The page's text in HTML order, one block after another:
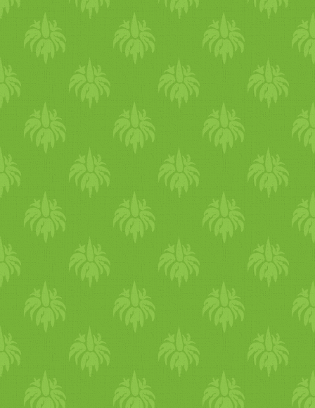
hogy ne kelljen kétfélét
először! Illetve forognak a
neten különféle receptek,
hogyan készítsük el otthon,
nekem még nem sikerült, ált.
összeállt a darálóban-
mixerben egy gombóccá, és
nem nagyon lehetett
használni utána... Teljes
kiőrlésű tészták Biobolt,
pl. Sparban, hiperekben a
átállt, azóta csak tengeri
herkentyűket eszik néha.
mivel párja húsevő, azt is
ügyesen megoldja, hogy
kétfélét főzzön.
lilla karfiolfelfújtat készített
gnocchival. elmondása
szerint a picky eater (vagyis
válogatós) kifejezés
tökéletesen lefedi őt. ám ez